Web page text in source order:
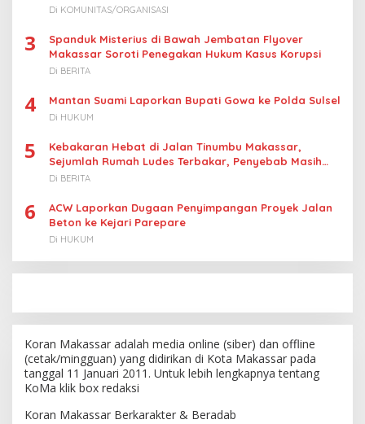
Di KOMUNITAS/ORGANISASI
3
Spanduk Misterius di Bawah Jembatan Flyover
Makassar Soroti Penegakan Hukum Kasus Korupsi
Di BERITA
4 Mantan Suami Laporkan Bupati Gowa ke Polda Sulsel
Di HUKUM
5
Kebakaran Hebat di Jalan Tinumbu Makassar,
Sejumlah Rumah Ludes Terbakar, Penyebab Masih
Diselidiki
Di BERITA
6
ACW Laporkan Dugaan Penyimpangan Proyek Jalan
Beton ke Kejari Parepare
Di HUKUM
Koran Makassar adalah media online (siber) dan offline
(cetak/mingguan) yang didirikan di Kota Makassar pada
tanggal 11 Januari 2011. Untuk lebih lengkapnya tentang
KoMa klik box redaksi
Koran Makassar Berkarakter & Beradab